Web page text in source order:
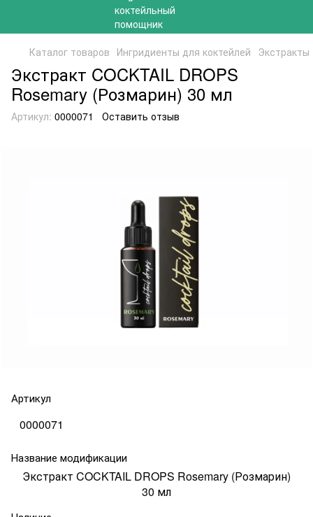
Каталог товаров Ингридиенты для коктейлей Экстракты
Экстракт COCKTAIL DROPS
Rosemary (Розмарин) 30 мл
Артикул: 0000071 Оставить отзыв
Артикул
0000071
Название модификации
Экстракт COCKTAIL DROPS Rosemary (Розмарин)
30 мл